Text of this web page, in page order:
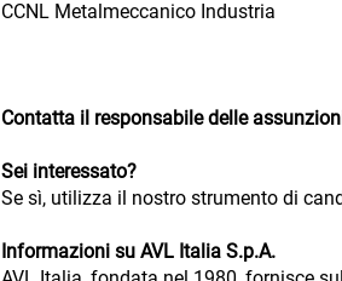
CCNL Metalmeccanico Industria
Contatta il responsabile delle
Sei interessato?
Se sì, utilizza il nostro strumento di
Informazioni su AVL Italia S.p.A.